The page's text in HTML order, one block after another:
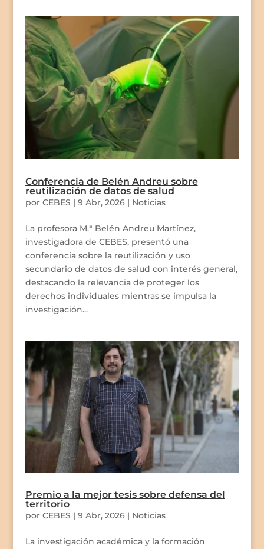
Conferencia de Belén Andreu sobre
reutilización de datos de salud
por CEBES | 9 Abr, 2026| Noticias
La profesora M.ª Belén Andreu Martínez,
investigadora de CEBES, presentó una
conferencia sobre la reutilización y uso
secundario de datos de salud con interés general,
destacando la relevancia de proteger los
derechos individuales mientras se impulsa la
investigación...
Premio a la mejor tesis sobre defensa del
territorio
por CEBES | 9 Abr, 2026| Noticias
La investigación académica y la formación